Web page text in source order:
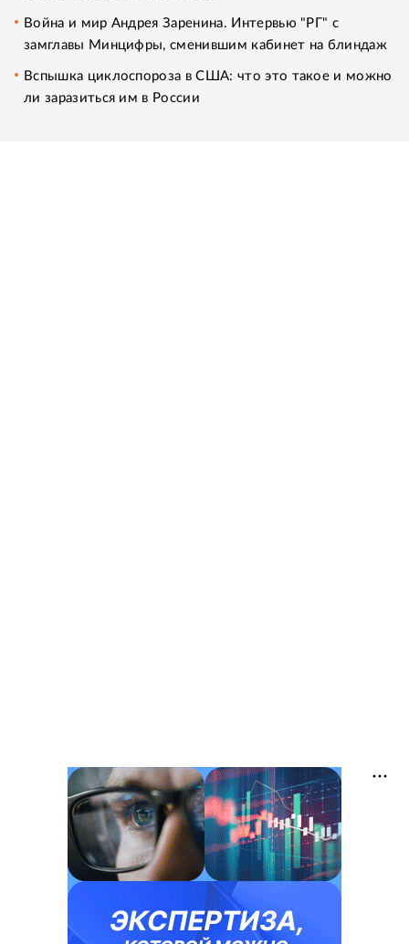
Война и мир Андрея Заренина. Интервью "РГ" с
замглавы Минцифры, сменившим кабинет на блиндаж
Вспышка циклоспороза в США: что это такое и можно
ли заразиться им в России